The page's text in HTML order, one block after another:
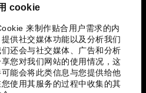
cookie
来制作贴合用户需求的内
供社交媒体功能以及分析我们
还会与社交媒体、广告和分析
您对我们网站的使用情况，这
能会将此类信息与您提供给他
使用其服务的过程中收集的其